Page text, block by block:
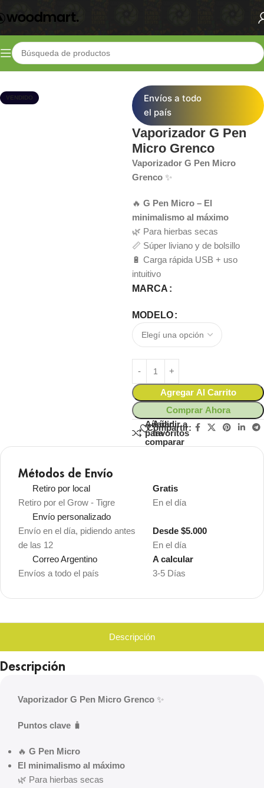
Inicio Shop Vaporizadores Vaporizadores Extracciones
VENDIDO
Envíos a todo
el país
Vaporizador G Pen
Micro Grenco
Vaporizador G Pen Micro
Grenco ✨
🔥 G Pen Micro – El
minimalismo al máximo
🌿 Para hierbas secas
📏 Súper liviano y de bolsillo
🔋 Carga rápida USB + uso
intuitivo
MARCA
MODELO
Agregar Al Carrito
Comprar Ahora
Añadir
para
comparar
Añadir a
favoritos
Compartir:
Métodos de Envío
Retiro por local
Retiro por el Grow - Tigre
En el día
Gratis
Envío personalizado
Envío en el día, pidiendo antes
de las 12
En el día
Desde $5.000
Correo Argentino
Envíos a todo el país
3-5 Días
A calcular
Descripción
Descripción
Vaporizador G Pen Micro Grenco ✨
Puntos clave 🧳
🔥 G Pen Micro
El minimalismo al máximo
🌿 Para hierbas secas